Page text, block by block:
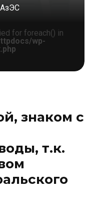
for foreach() in
wp-
знаком c
т.к.